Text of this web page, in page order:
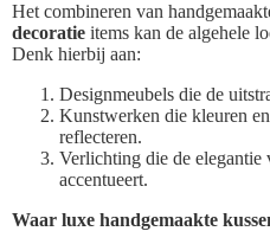
Het combineren van
decoratie items kan de algehele
Denk hierbij aan:
Designmeubels die de
Kunstwerken die kleuren en
reflecteren.
Verlichting die de elegantie
accentueert.
Waar luxe handgemaakte